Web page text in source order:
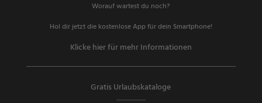
Worauf wartest du noch?
Hol dir jetzt die kostenlose App für dein Smartphone!
Klicke hier für mehr Informationen
Gratis Urlaubskataloge